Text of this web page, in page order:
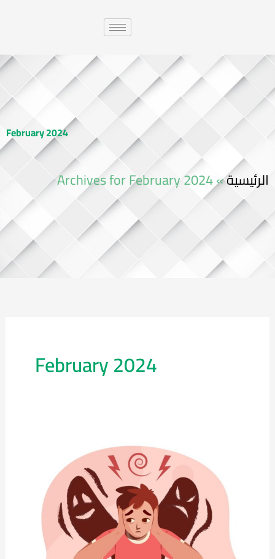
February 2024
الرئيسية»
Archives for February 2024
February 2024